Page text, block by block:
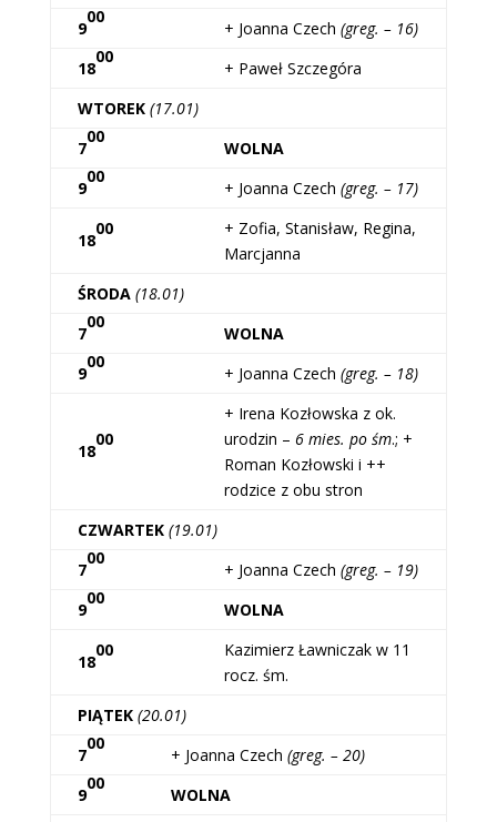
9
00
+ Joanna Czech (greg. – 16)
18
00
+ Paweł Szczegóra
WTOREK (17.01)
7
00
WOLNA
9
00
+ Joanna Czech (greg. – 17)
18
00
+ Zofia, Stanisław, Regina,
Marcjanna
ŚRODA (18.01)
7
00
WOLNA
9
00
+ Joanna Czech (greg. – 18)
18
00
+ Irena Kozłowska z ok.
urodzin – 6 mies. po śm.; +
Roman Kozłowski i ++
rodzice z obu stron
CZWARTEK (19.01)
7
00
+ Joanna Czech (greg. – 19)
9
00
WOLNA
18
00
Kazimierz Ławniczak w 11
rocz. śm.
PIĄTEK (20.01)
7
00
+ Joanna Czech (greg. – 20)
9
00
WOLNA